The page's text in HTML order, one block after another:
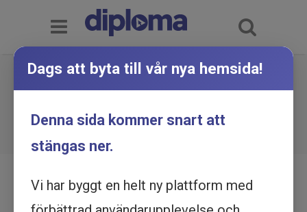
ISO 14001 - Miljöledning - Grundkurs - Utbildning
Dags att byta till vår nya hemsida!
Denna sida kommer snart att
stängas ner.
Vi har byggt en helt ny plattform med